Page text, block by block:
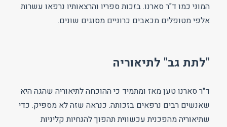
המוני כמו ד"ר סארנו. בזכות ספריו והרצאותיו נרפאו עשרות
אלפי מטופלים מכאבים כרוניים מסוגים שונים.
"לתת גב" לתיאוריה
ד"ר סארנו טען מאז ומתמיד כי ההוכחה לתיאוריה שהגה היא
שאנשים רבים נרפאים בזכותה. כנראה שזה לא מספיק. כדי
שתיאוריה מהפכנית עכשווית תהפוך להנחיות קליניות